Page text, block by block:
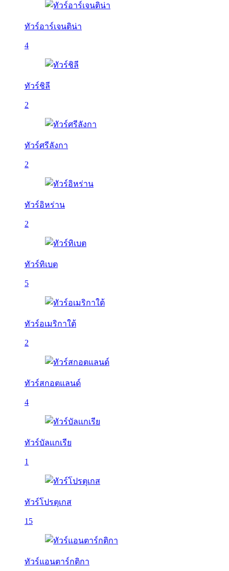
ทัวร์อาร์เจนติน่า
4
ทัวร์ชิลี
2
ทัวร์ศรีลังกา
2
ทัวร์อิหร่าน
2
ทัวร์ทิเบต
5
ทัวร์อเมริกาใต้
2
ทัวร์สกอตแลนด์
4
ทัวร์บัลเเกเรีย
1
ทัวร์โปรตุเกส
15
ทัวร์แอนตาร์กติกา